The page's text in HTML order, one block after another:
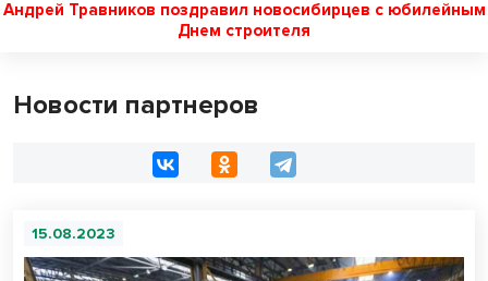
Андрей Травников поздравил новосибирцев с юбилейным
Днем строителя
Новости партнеров
15.08.2023